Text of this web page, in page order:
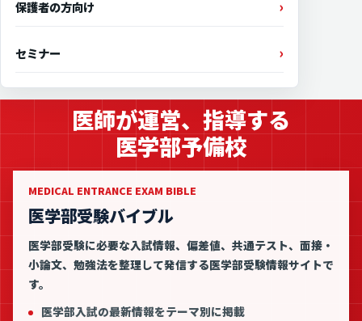
保護者の方向け
セミナー
医師が運営、指導する
医学部予備校
MEDICAL ENTRANCE EXAM BIBLE
医学部受験バイブル
医学部受験に必要な入試情報、偏差値、共通テスト、面接・
小論文、勉強法を整理して発信する医学部受験情報サイトで
す。
医学部入試の最新情報をテーマ別に掲載